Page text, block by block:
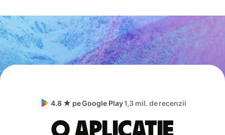
4.8 ★ pe Google Play1,3 mil. de recenzii